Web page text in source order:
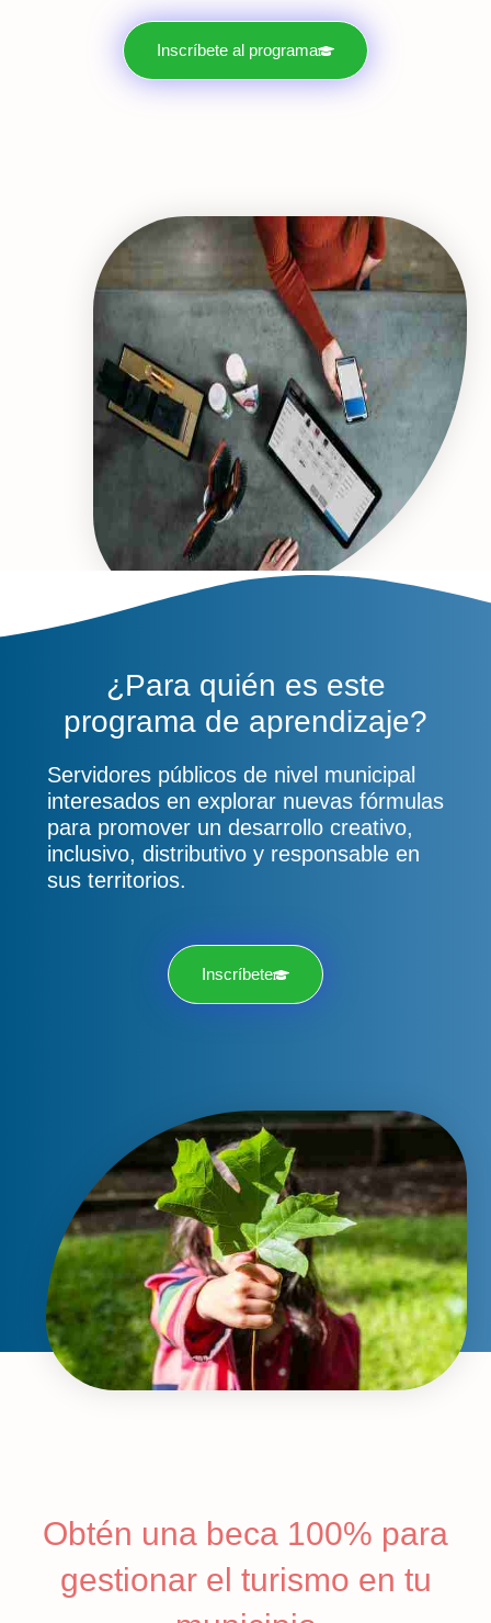
Inscríbete al programa
¿Para quién es este
programa de aprendizaje?
Servidores públicos de nivel municipal
interesados en explorar nuevas fórmulas
para promover un desarrollo creativo,
inclusivo, distributivo y responsable en
sus territorios.
Inscríbete
Obtén una beca 100% para
gestionar el turismo en tu